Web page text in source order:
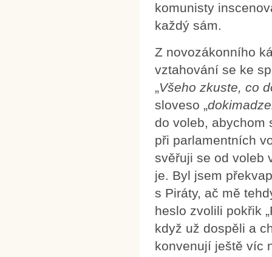
komunisty
každý sám.
Z novozákonního
vztahování se ke
„Všeho zkuste, co
sloveso „
do voleb, abychom
při parlamentních
svěřuji se od voleb
je. Byl jsem
s Piráty, ač mě
heslo zvolili pokřik
když už dospěli a
konvenují ještě víc